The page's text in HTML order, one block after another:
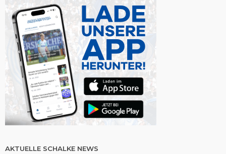
AKTUELLE SCHALKE NEWS